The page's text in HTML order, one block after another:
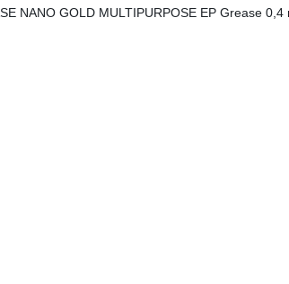
NANO GOLD MULTIPURPOSE EP Grease 0,4